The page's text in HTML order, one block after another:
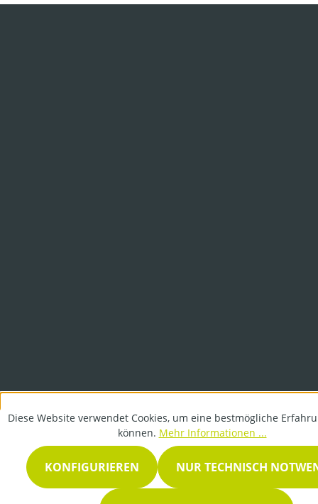
Diese Website verwendet Cookies, um eine bestmögliche
können. Mehr Informationen ...
NUR TECHNISCH
KONFIGURIEREN